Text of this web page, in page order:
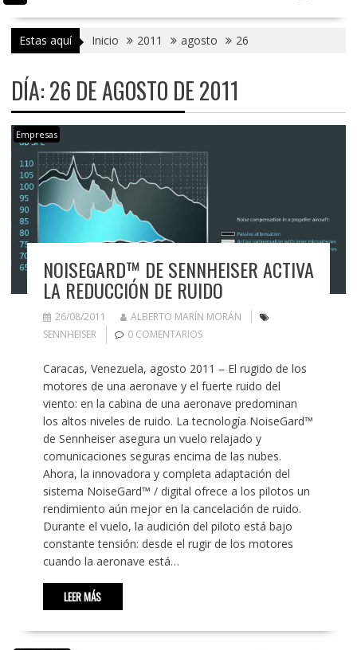
Estas aquí Inicio 2011 agosto 26
DÍA:26 DE AGOSTO DE 2011
Empresas
NOISEGARD™ DE SENNHEISER ACTIVA
LA REDUCCIÓN DE RUIDO
26/08/2011
ALBERTO MARÍN MORÁN
SENNHEISER
0 COMENTARIOS
Caracas, Venezuela, agosto 2011 – El rugido de los
motores de una aeronave y el fuerte ruido del
viento: en la cabina de una aeronave predominan
los altos niveles de ruido. La tecnología NoiseGard™
de Sennheiser asegura un vuelo relajado y
comunicaciones seguras encima de las nubes.
Ahora, la innovadora y completa adaptación del
sistema NoiseGard™ / digital ofrece a los pilotos un
rendimiento aún mejor en la cancelación de ruido.
Durante el vuelo, la audición del piloto está bajo
constante tensión: desde el rugir de los motores
cuando la aeronave está…
LEER MÁS